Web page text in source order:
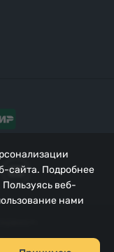
сайта. Подробнее
Пользуясь веб-
нами